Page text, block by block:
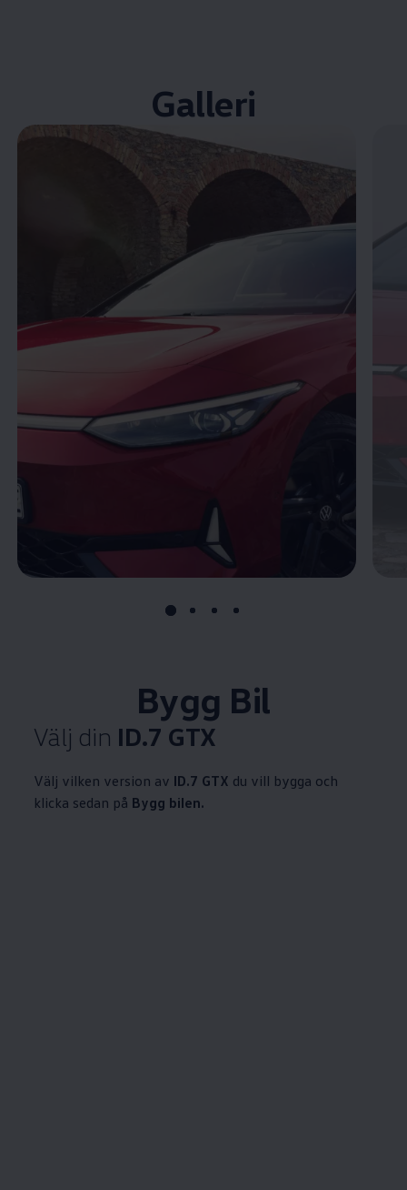
Galleri
Öppna helskärmsläge
Bygg Bil
Välj din ID.7 GTX
Välj vilken version av ID.7 GTX du vill bygga och
klicka sedan på Bygg bilen.